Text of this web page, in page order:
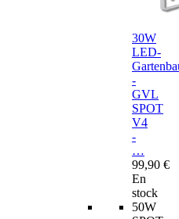
30W
LED-
-
GVL
SPOT
V4
-
…
99,90 €
En
stock
50W